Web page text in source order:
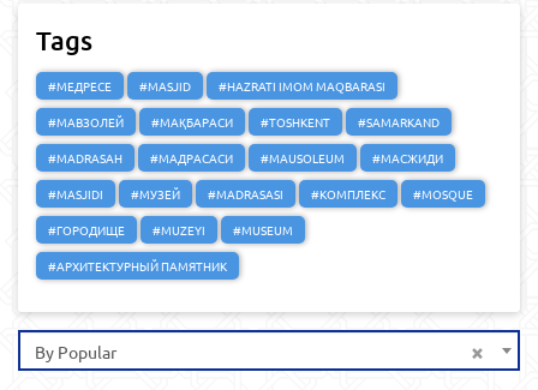
Tags
#МЕДРЕСЕ #MASJID
#HAZRATI IMOM MAQBARASI
#МАВЗОЛЕЙ
#МАҚБАРАСИ #TOSHKENT
#SAMARKAND
#MADRASAH
#МАДРАСАСИ #MAUSOLEUM
#МАСЖИДИ
#MASJIDI
#МУЗЕЙ #MADRASASI #КОМПЛЕКС
#MOSQUE
#ГОРОДИЩЕ
#MUZEYI
#MUSEUM
#АРХИТЕКТУРНЫЙ ПАМЯТНИК
×
By Popular